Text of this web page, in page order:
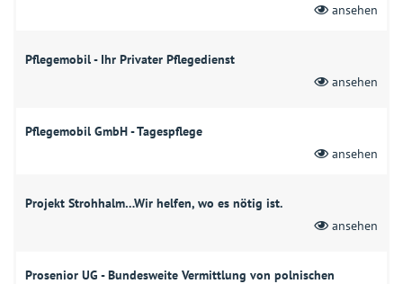
ansehen
Pflegemobil - Ihr Privater Pflegedienst
ansehen
Pflegemobil GmbH - Tagespflege
ansehen
Projekt Strohhalm…Wir helfen, wo es nötig ist.
ansehen
Prosenior UG - Bundesweite Vermittlung von polnischen